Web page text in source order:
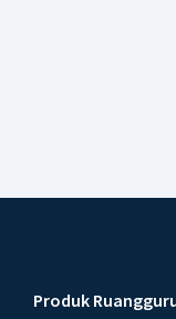
Produk